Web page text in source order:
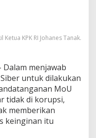
Ketua KPK RI Johanes Tanak.
Dalam menjawab
untuk dilakukan
MoU
tidak di korupsi,
memberikan
keinginan itu